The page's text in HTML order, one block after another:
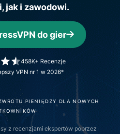
jak i zawodowi.
do gier
VPN nr 1 w 2026*
458K+ Recenzje
PIENIĘDZY DLA NOWYCH
z recenzjami ekspertów poprzez